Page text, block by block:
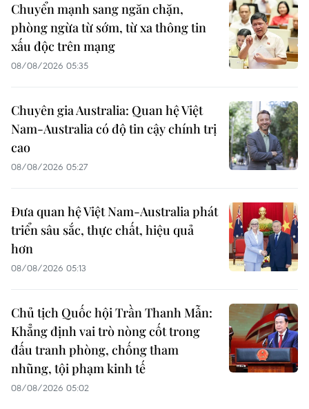
Chuyển mạnh sang ngăn chặn,
phòng ngừa từ sớm, từ xa thông tin
xấu độc trên mạng
08/08/2026 05:35
Chuyên gia Australia: Quan hệ Việt
Nam-Australia có độ tin cậy chính trị
cao
08/08/2026 05:27
Đưa quan hệ Việt Nam-Australia phát
triển sâu sắc, thực chất, hiệu quả
hơn
08/08/2026 05:13
Chủ tịch Quốc hội Trần Thanh Mẫn:
Khẳng định vai trò nòng cốt trong
đấu tranh phòng, chống tham
nhũng, tội phạm kinh tế
08/08/2026 05:02